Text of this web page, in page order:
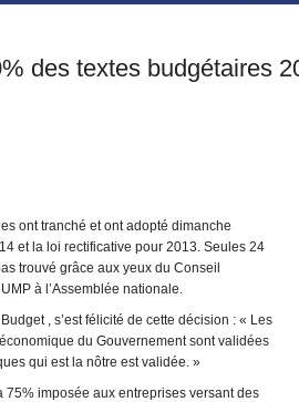
des textes budgétaires
ont tranché et ont adopté dimanche
et la loi rectificative pour 2013. Seules 24
trouvé grâce aux yeux du Conseil
à l’Assemblée nationale.
, s’est félicité de cette décision : « Les
du Gouvernement sont validées
qui est la nôtre est validée. »
75% imposée aux entreprises versant des